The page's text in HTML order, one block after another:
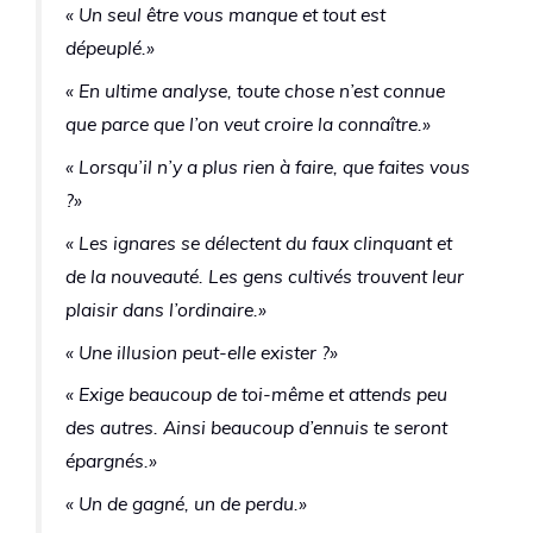
« Un seul être vous manque et tout est
dépeuplé.»
« En ultime analyse, toute chose n’est connue
que parce que l’on veut croire la connaître.»
« Lorsqu’il n’y a plus rien à faire, que faites vous
?»
« Les ignares se délectent du faux clinquant et
de la nouveauté. Les gens cultivés trouvent leur
plaisir dans l’ordinaire.»
« Une illusion peut-elle exister ?»
« Exige beaucoup de toi-même et attends peu
des autres. Ainsi beaucoup d’ennuis te seront
épargnés.»
« Un de gagné, un de perdu.»